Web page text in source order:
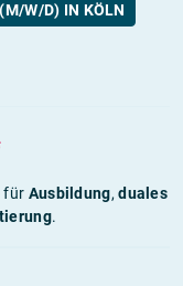
W/D) IN KÖLN
für Ausbildung,duales
.